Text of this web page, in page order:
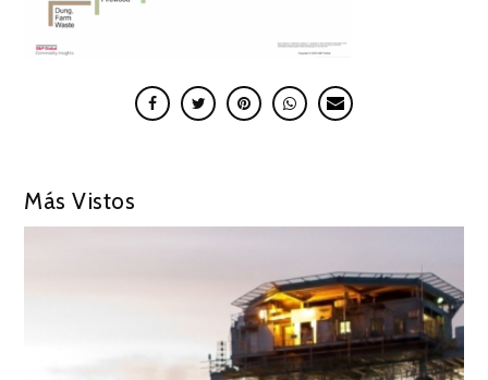
Más Vistos